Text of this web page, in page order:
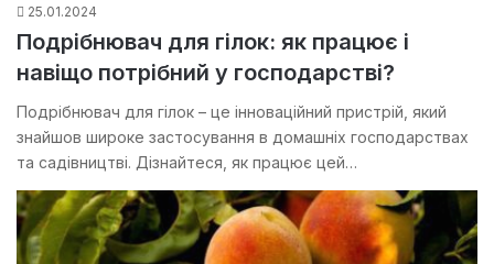
25.01.2024
Подрібнювач для гілок: як працює і
навіщо потрібний у господарстві?
Подрібнювач для гілок – це інноваційний пристрій, який
знайшов широке застосування в домашніх господарствах
та садівництві. Дізнайтеся, як працює цей…